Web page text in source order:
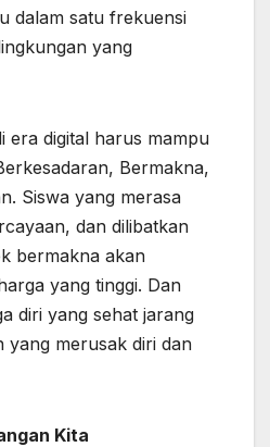
dalam satu frekuensi
yang
digital harus mampu
Bermakna,
Siswa yang merasa
dan dilibatkan
bermakna akan
yang tinggi. Dan
diri yang sehat jarang
yang merusak diri dan
Kita